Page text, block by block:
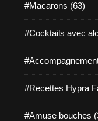
#Macarons (63)
#Cocktails avec
#Recettes Hypra
#Amuse bouches